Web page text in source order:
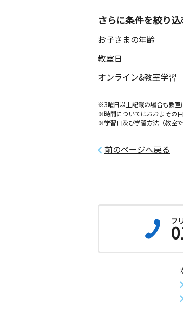
さらに条件を絞り込
お子さまの年齢
教室日
オンライン&教室学習
※3曜日以上記載の場合も教室
※時間についてはおおよその
※学習日及び学習方法（教室
前のページへ戻る
フ